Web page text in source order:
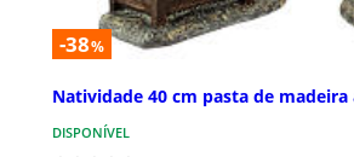
-38%
Natividade 40 cm pasta de madeira
DISPONÍVEL